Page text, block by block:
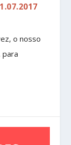
o nosso
para